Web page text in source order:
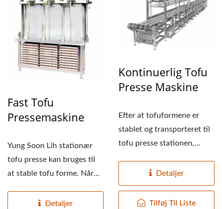
Fast Tofu
Pressemaskine
Yung Soon Lih stationær
tofu presse kan bruges til
at stable tofu forme. Når
Detaljer
Kontinuerlig Tofu
Presse Maskine
Efter at tofuformene er
stablet og transporteret til
tofu presse stationen,
transportbåndet...
Detaljer
Tilføj Til Liste